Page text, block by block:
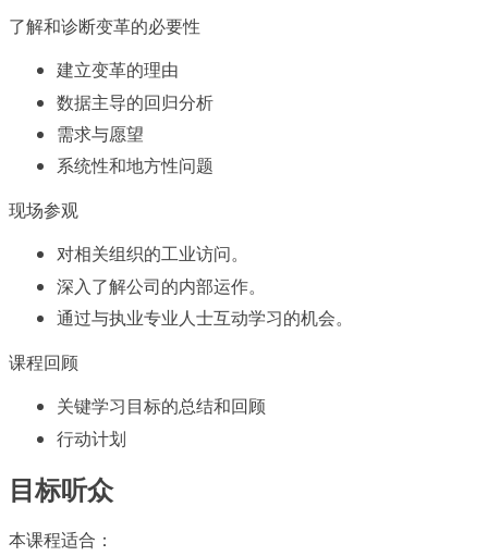
了解和诊断变革的必要性
建立变革的理由
数据主导的回归分析
需求与愿望
系统性和地方性问题
现场参观
对相关组织的工业访问。
深入了解公司的内部运作。
通过与执业专业人士互动学习的机会。
课程回顾
关键学习目标的总结和回顾
行动计划
目标听众
本课程适合：